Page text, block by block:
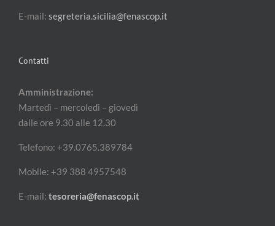
E-mail: segreteria.sicilia@fenascop.it
Contatti
Amministrazione:
Martedì – mercoledì – giovedì
dalle ore 9.30 alle 12.30
Telefono: +39.0765.389784
Mobile: +39 388 4957548
E-mail: tesoreria@fenascop.it